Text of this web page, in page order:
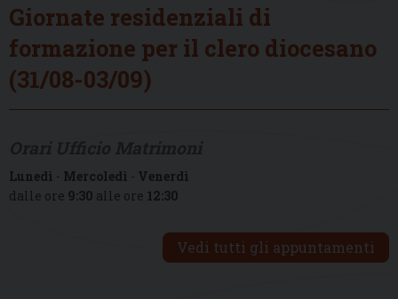
Giornate residenziali di
formazione per il clero diocesano
(31/08-03/09)
Lunedì - Mercoledì - Venerdì
dalle ore 9:30 alle ore 12:30
Vedi tutti gli appuntamenti